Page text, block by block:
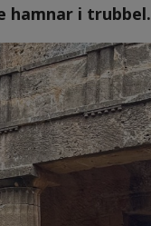
hamnar i trubbel.